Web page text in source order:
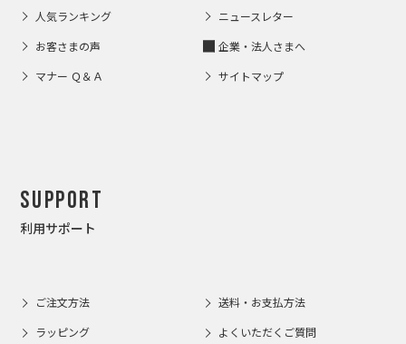
人気ランキング ニュースレター
お客さまの声 企業・法人さまへ
マナー Ｑ＆Ａ サイトマップ
Support
利用サポート
ご注文方法 送料・お支払方法
ラッピング よくいただくご質問